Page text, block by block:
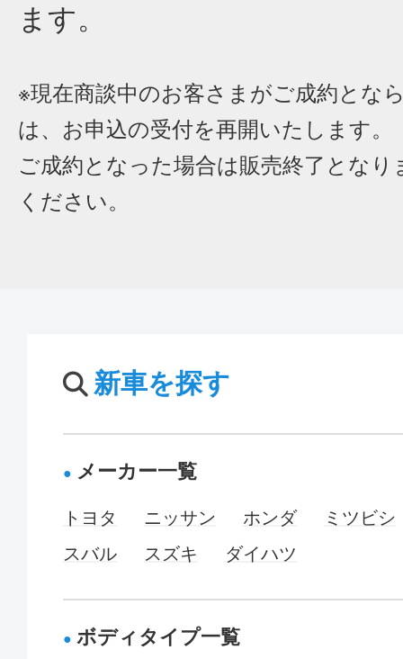
ます。
※現在商談中のお客さまがご成約とな
は、お申込の受付を再開いたします。
ご成約となった場合は販売終了となり
ください。
新車を探す
メーカー一覧
トヨタ ニッサン ホンダ
ミツビシ
スバル
スズキ ダイハツ
ボディタイプ一覧